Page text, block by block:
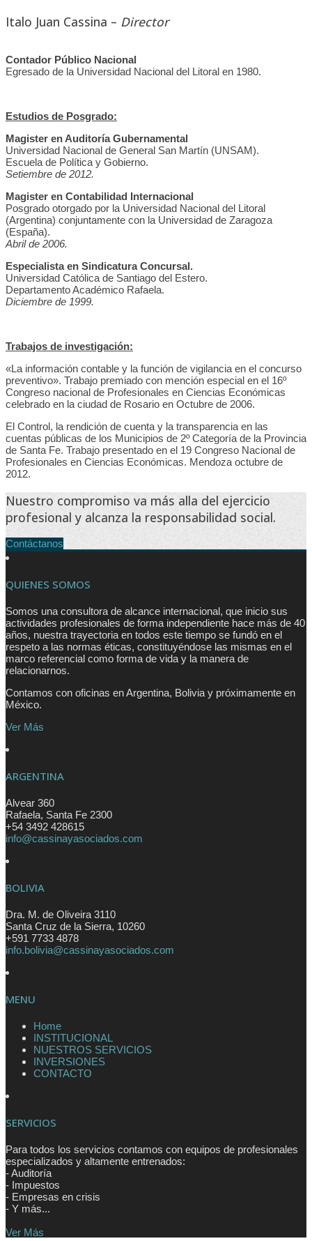
Italo Juan Cassina – Director
Contador Público Nacional
Egresado de la Universidad Nacional del Litoral en 1980.
Estudios de Posgrado:
Magister en Auditoría Gubernamental
Universidad Nacional de General San Martín (UNSAM).
Escuela de Política y Gobierno.
Setiembre de 2012.
Magister en Contabilidad Internacional
Posgrado otorgado por la Universidad Nacional del Litoral
(Argentina) conjuntamente con la Universidad de Zaragoza
(España).
Abril de 2006.
Especialista en Sindicatura Concursal.
Universidad Católica de Santiago del Estero.
Departamento Académico Rafaela.
Diciembre de 1999.
Trabajos de investigación:
«La información contable y la función de vigilancia en el concurso
preventivo». Trabajo premiado con mención especial en el 16º
Congreso nacional de Profesionales en Ciencias Económicas
celebrado en la ciudad de Rosario en Octubre de 2006.
El Control, la rendición de cuenta y la transparencia en las
cuentas públicas de los Municipios de 2º Categoría de la Provincia
de Santa Fe. Trabajo presentado en el 19 Congreso Nacional de
Profesionales en Ciencias Económicas. Mendoza octubre de
2012.
Nuestro compromiso va más alla del ejercicio
profesional y alcanza la responsabilidad social.
Contáctanos
QUIENES SOMOS
Somos una consultora de alcance internacional, que inicio sus
actividades profesionales de forma independiente hace más de 40
años, nuestra trayectoria en todos este tiempo se fundó en el
respeto a las normas éticas, constituyéndose las mismas en el
marco referencial como forma de vida y la manera de
relacionarnos.
Contamos con oficinas en Argentina, Bolivia y próximamente en
México.
Ver Más
ARGENTINA
Alvear 360
Rafaela, Santa Fe 2300
+54 3492 428615
info@cassinayasociados.com
BOLIVIA
Dra. M. de Oliveira 3110
Santa Cruz de la Sierra, 10260
+591 7733 4878
info.bolivia@cassinayasociados.com
MENU
Home
INSTITUCIONAL
NUESTROS SERVICIOS
INVERSIONES
CONTACTO
SERVICIOS
Para todos los servicios contamos con equipos de profesionales
especializados y altamente entrenados:
- Auditoría
- Impuestos
- Empresas en crisis
- Y más...
Ver Más